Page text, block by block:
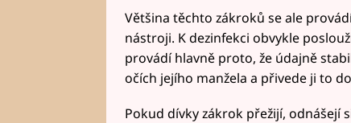
Většina těchto zákroků se ale
nástroji. K dezinfekci obvykle
provádí hlavně proto, že údajně
očích jejího manžela a přivede ji to
Pokud dívky zákrok přežijí, odnášejí